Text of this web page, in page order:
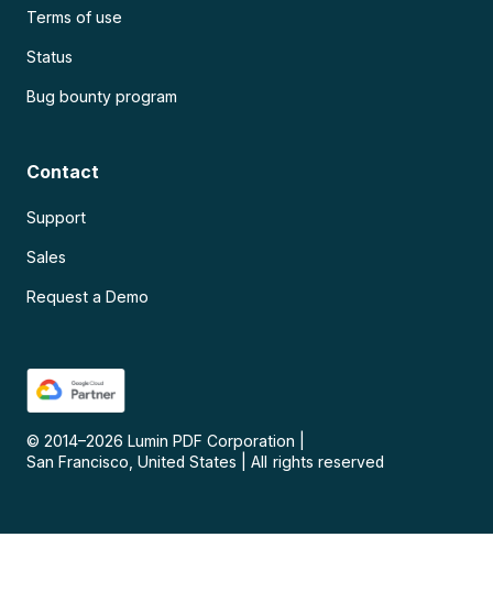
Terms of use
Status
Bug bounty program
Contact
Support
Sales
Request a Demo
© 2014–2026 Lumin PDF Corporation
San Francisco, United States
All rights reserved